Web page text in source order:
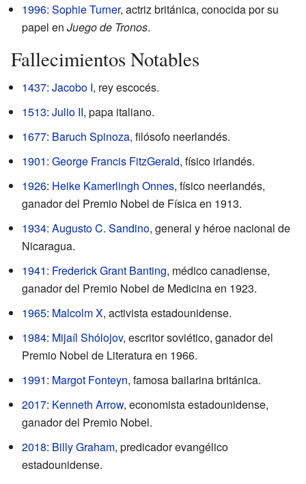
1996: Sophie Turner, actriz británica, conocida por su
papel en Juego de Tronos.
Fallecimientos Notables
1437: Jacobo I, rey escocés.
1513: Julio II, papa italiano.
1677: Baruch Spinoza, filósofo neerlandés.
1901: George Francis FitzGerald, físico irlandés.
1926: Heike Kamerlingh Onnes, físico neerlandés,
ganador del Premio Nobel de Física en 1913.
1934: Augusto C. Sandino, general y héroe nacional de
Nicaragua.
1941: Frederick Grant Banting, médico canadiense,
ganador del Premio Nobel de Medicina en 1923.
1965: Malcolm X, activista estadounidense.
1984: Mijaíl Shólojov, escritor soviético, ganador del
Premio Nobel de Literatura en 1966.
1991: Margot Fonteyn, famosa bailarina británica.
2017: Kenneth Arrow, economista estadounidense,
ganador del Premio Nobel.
2018: Billy Graham, predicador evangélico
estadounidense.